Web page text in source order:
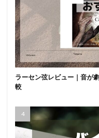
ラーセン弦レビュー｜音が
較